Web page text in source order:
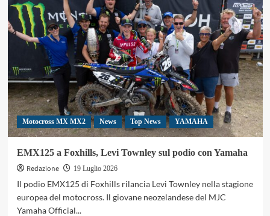
Motocross MX MX2 News Top News YAMAHA
EMX125 a Foxhills, Levi Townley sul podio con Yamaha
Redazione
19 Luglio 2026
Il podio EMX125 di Foxhills rilancia Levi Townley nella stagione
europea del motocross. Il giovane neozelandese del MJC
Yamaha Official...